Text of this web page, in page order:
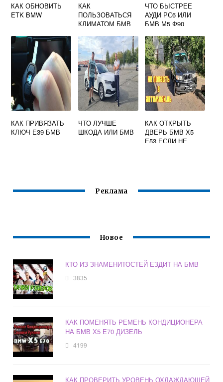
КАК ОБНОВИТЬ
ETK BMW
КАК
ПОЛЬЗОВАТЬСЯ
КЛИМАТОМ БМВ
ЧТО БЫСТРЕЕ
АУДИ РС6 ИЛИ
БМВ М5 Ф90
КАК ПРИВЯЗАТЬ
КЛЮЧ Е39 БМВ
ЧТО ЛУЧШЕ
ШКОДА ИЛИ БМВ
КАК ОТКРЫТЬ
ДВЕРЬ БМВ Х5
Е53 ЕСЛИ НЕ
Реклама
Новое
КТО ИЗ ЗНАМЕНИТОСТЕЙ ЕЗДИТ НА БМВ
3835
КАК ПОМЕНЯТЬ РЕМЕНЬ КОНДИЦИОНЕРА
НА БМВ Х5 Е70 ДИЗЕЛЬ
4199
КАК ПРОВЕРИТЬ УРОВЕНЬ ОХЛАЖДАЮЩЕЙ